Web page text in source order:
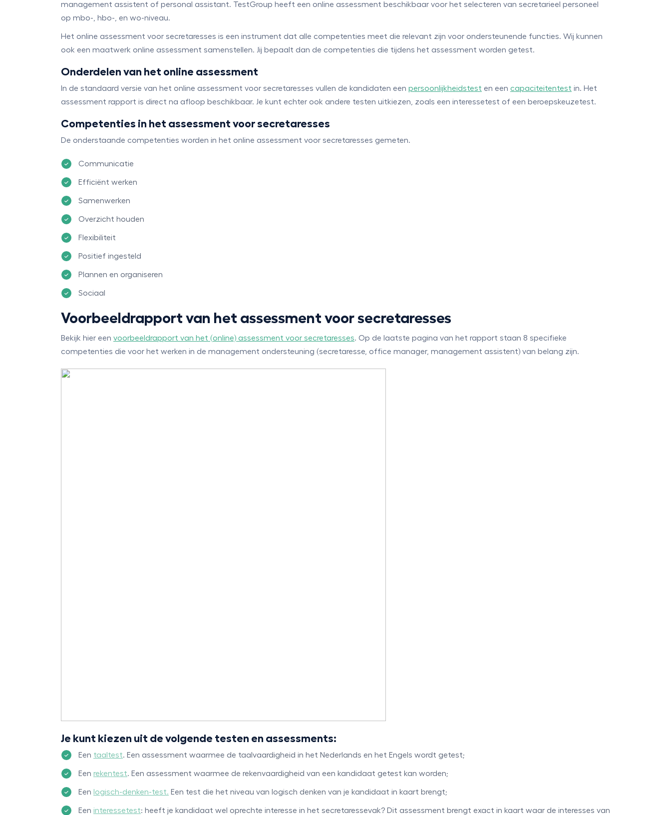
management assistent of personal assistant. TestGroup heeft een online assessment beschikbaar voor het selecteren van secretarieel personeel
op mbo-, hbo-, en wo-niveau.
Het online assessment voor secretaresses is een instrument dat alle competenties meet die relevant zijn voor ondersteunende functies. Wij kunnen
ook een maatwerk online assessment samenstellen. Jij bepaalt dan de competenties die tijdens het assessment worden getest.
Onderdelen van het online assessment
In de standaard versie van het online assessment voor secretaresses vullen de kandidaten een persoonlijkheidstest en een capaciteitentest in. Het
assessment rapport is direct na afloop beschikbaar. Je kunt echter ook andere testen uitkiezen, zoals een interessetest of een beroepskeuzetest.
Competenties in het assessment voor secretaresses
De onderstaande competenties worden in het online assessment voor secretaresses gemeten.
Communicatie
Efficiënt werken
Samenwerken
Overzicht houden
Flexibiliteit
Positief ingesteld
Plannen en organiseren
Sociaal
Voorbeeldrapport van het assessment voor secretaresses
Bekijk hier een voorbeeldrapport van het (online) assessment voor secretaresses. Op de laatste pagina van het rapport staan 8 specifieke
competenties die voor het werken in de management ondersteuning (secretaresse, office manager, management assistent) van belang zijn.
Je kunt kiezen uit de volgende testen en assessments:
Een taaltest. Een assessment waarmee de taalvaardigheid in het Nederlands en het Engels wordt getest;
Een rekentest. Een assessment waarmee de rekenvaardigheid van een kandidaat getest kan worden;
Een logisch-denken-test. Een test die het niveau van logisch denken van je kandidaat in kaart brengt;
Een interessetest: heeft je kandidaat wel oprechte interesse in het secretaressevak? Dit assessment brengt exact in kaart waar de interesses van